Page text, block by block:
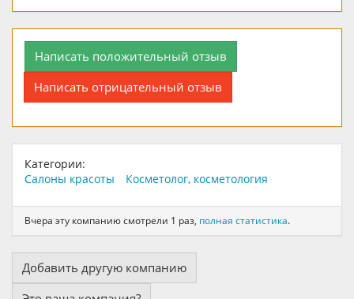
Написать положительный отзыв
Написать отрицательный отзыв
Категории:
Салоны красоты
Косметолог, косметология
Вчера эту компанию смотрели 1 раз, полная статистика.
Добавить другую компанию